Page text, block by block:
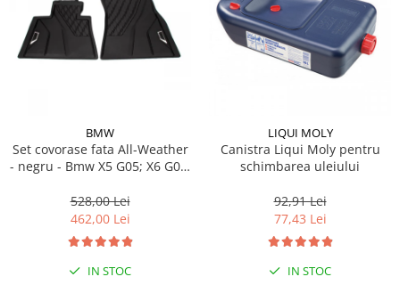
Lichid de frana
Vaselina si spray-uri tehnice moto
Filtre moto
Filtru ulei moto
Filtru aer moto
Intretinere si curatare filtre moto
Intretinere moto
Intretinere echipament moto
Curatare moto
Covor moto
BMW
Set covorase fata All-Weather
- negru - Bmw X5 G05; X6 G06;
528,00 Lei
462,00 Lei
IN STOC
LIQUI MOLY
Canistra Liqui Moly pentru
schimbarea uleiului
92,91 Lei
77,43 Lei
IN STOC